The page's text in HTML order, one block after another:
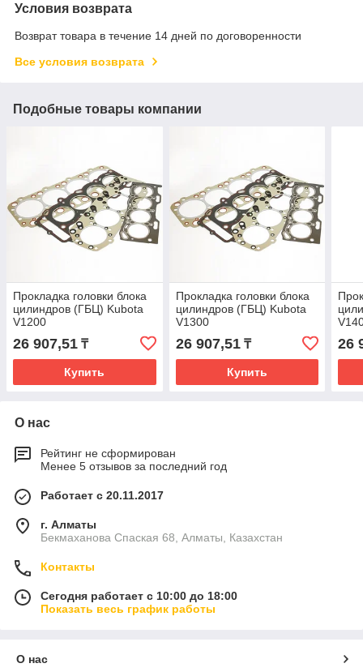
Условия возврата
Возврат товара в течение 14 дней по договоренности
Все условия возврата
Подобные товары компании
Прокладка головки блока
цилиндров (ГБЦ) Kubota
V1200
26 907,51 ₸
Купить
Прокладка головки блока
цилиндров (ГБЦ) Kubota
V1300
26 907,51₸
Купить
26
О нас
Рейтинг не сформирован
Менее 5 отзывов за последний год
Работает с 20.11.2017
г. Алматы
Бекмаханова Спаская 68, Алматы, Казахстан
Контакты
Сегодня работает с 10:00 до 18:00
Показать весь график работы
О нас